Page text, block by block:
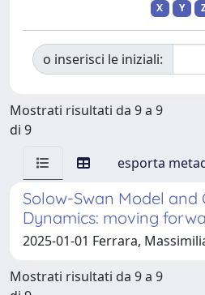
X
Y
o inserisci le iniziali:
Mostrati risultati da 9 a 9
di 9
esporta
Solow-Swan Model and
Dynamics: moving
2025-01-01 Ferrara,
Mostrati risultati da 9 a 9